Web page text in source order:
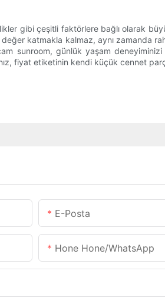
gibi çeşitli faktörlere bağlı olarak
katmakla kalmaz, aynı zamanda
sunroom, günlük yaşam
fiyat etiketinin kendi küçük cennet
E-Posta
Hone Hone/WhatsApp